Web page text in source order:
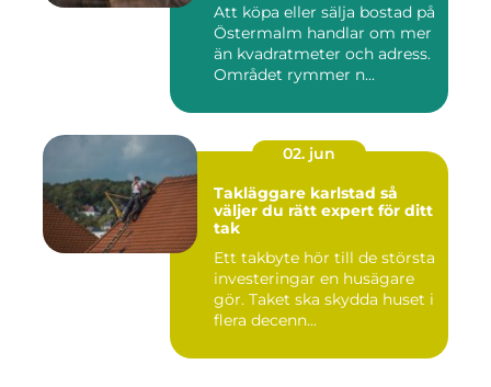
Att köpa eller sälja bostad på
Östermalm handlar om mer
än kvadratmeter och adress.
Området rymmer n...
02. jun
Takläggare karlstad så
väljer du rätt expert för ditt
tak
Ett takbyte hör till de största
investeringar en husägare
gör. Taket ska skydda huset i
flera decenn...